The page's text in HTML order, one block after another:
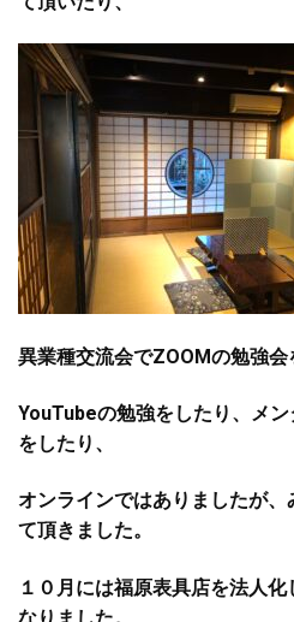
異業種交流会でZOOMの勉強会
YouTubeの勉強をしたり、メ
をしたり、
オンラインではありましたが
て頂きました。
１０月には福原表具店を法人